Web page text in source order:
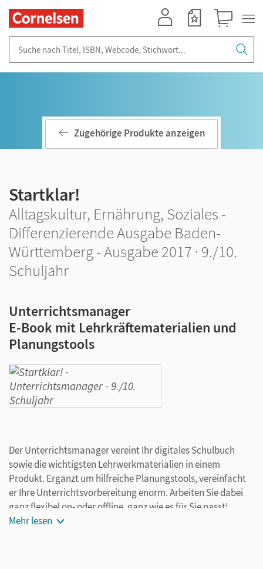
Zugehörige Produkte anzeigen
Startklar!
Alltagskultur, Ernährung, Soziales -
Differenzierende Ausgabe Baden-
Württemberg - Ausgabe 2017 · 9./10.
Schuljahr
Unterrichtsmanager
E-Book mit Lehrkräftematerialien und
Planungstools
Der Unterrichtsmanager vereint Ihr digitales Schulbuch
sowie die wichtigsten Lehrwerkmaterialien in einem
Produkt. Ergänzt um hilfreiche Planungstools, vereinfacht
er Ihre Unterrichtsvorbereitung enorm. Arbeiten Sie dabei
ganz flexibel on- oder offline, ganz wie es für Sie passt!
Ihr Unterrichtsmanager enthält:
Mehr lesen